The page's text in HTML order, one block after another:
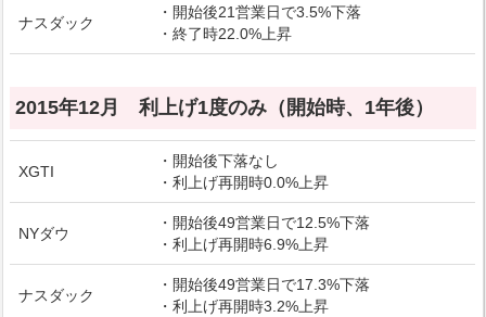
ナスダック
・開始後21営業日で3.5%下落
・終了時22.0%上昇
2015年12月 利上げ1度のみ（開始時、1年後）
XGTI
・開始後下落なし
・利上げ再開時0.0%上昇
NYダウ
・開始後49営業日で12.5%下落
・利上げ再開時6.9%上昇
ナスダック
・開始後49営業日で17.3%下落
・利上げ再開時3.2%上昇